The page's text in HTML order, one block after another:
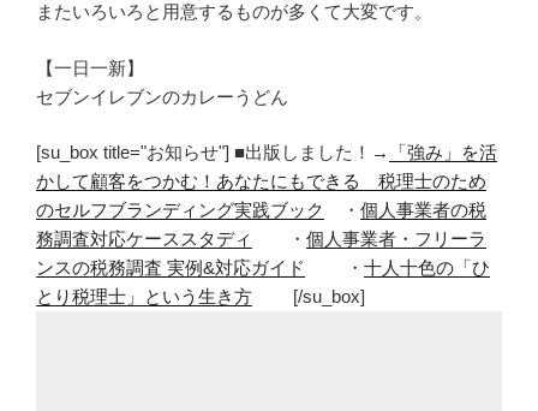
またいろいろと用意するものが多くて大変です。
【一日一新】
セブンイレブンのカレーうどん
[su_box title="お知らせ"] ■出版しました！→
「強み」を活
かして顧客をつかむ！あなたにもできる 税理士のため
のセルフブランディング実践ブック
・ 個人事業者の税
務調査対応ケーススタディ
・ 個人事業者・フリーラ
ンスの税務調査 実例&対応ガイド
・ 十人十色の「ひ
とり税理士」という生き方 [/su_box]